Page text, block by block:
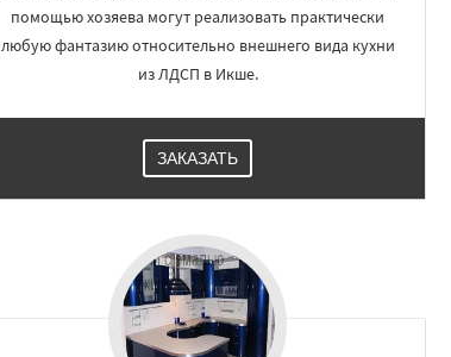
помощью хозяева могут реализовать практически
любую фантазию относительно внешнего вида кухни
из ЛДСП в Икше.
ЗАКАЗАТЬ